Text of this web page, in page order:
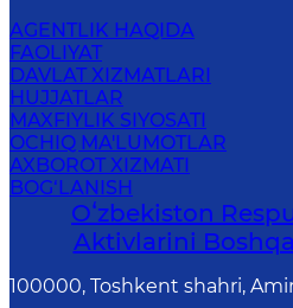
AGENTLIK HAQIDA
FAOLIYAT
DAVLAT XIZMATLARI
HUJJATLAR
MAXFIYLIK SIYOSATI
OCHIQ MA'LUMOTLAR
AXBOROT XIZMATI
BOG‘LANISH
Oʻzbekiston
Aktivlarini
100000, Toshkent shahri,